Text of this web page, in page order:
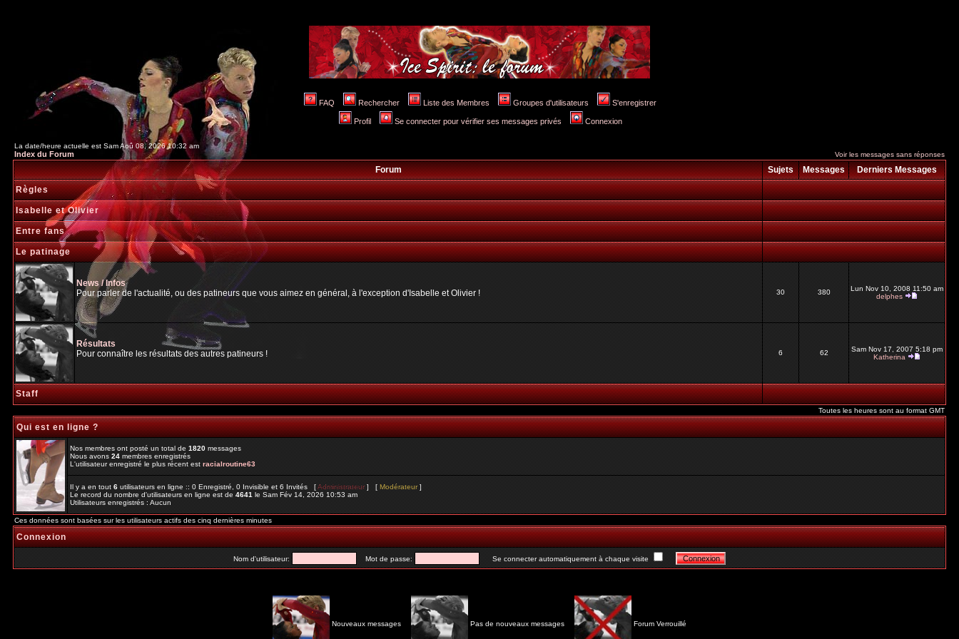
FAQ Rechercher Liste des Membres Groupes d'utilisateurs S'enregistrer
Profil Se connecter pour vérifier ses messages privés Connexion
La date/heure actuelle est Sam Aoû 08, 2026 10:32 am
Index du Forum Voir les messages sans réponses
Forum Sujets Messages
Derniers Messages
Règles
Isabelle et Olivier
Entre fans
Le patinage
News / Infos
Pour parler de l'actualité, ou des patineurs que vous aimez en général, à l'exception d'Isabelle et Olivier !
30 380
Lun Nov 10, 2008 11:50 am
delphes
Résultats
Pour connaître les résultats des autres patineurs !
6 62
Sam Nov 17, 2007 5:18 pm
Katherina
Staff
Toutes les heures sont au format GMT
Qui est en ligne ?
Nos membres ont posté un total de1820messages
Nous avons24membres enregistrés
L'utilisateur enregistré le plus récent estracialroutine63
Il y a en tout6utilisateurs en ligne :: 0 Enregistré, 0 Invisible et 6 Invités [Administrateur] [Modérateur]
Le record du nombre d'utilisateurs en ligne est de4641le Sam Fév 14, 2026 10:53 am
Utilisateurs enregistrés : Aucun
Ces données sont basées sur les utilisateurs actifs des cinq dernières minutes
Connexion
Nom d'utilisateur: Mot de passe: Se connecter automatiquement à chaque visite
Nouveaux messages Pas de nouveaux messages Forum Verrouillé